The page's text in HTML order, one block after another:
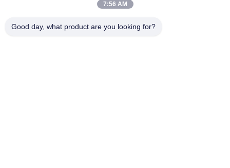
7:56 AM
Good day, what product are you looking for?